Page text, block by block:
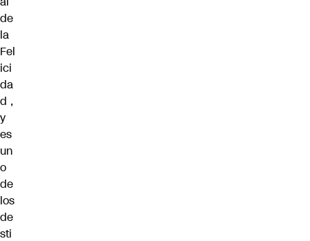
de
la
Fel
ici
da
d ,
y
es
un
o
de
los
de
sti